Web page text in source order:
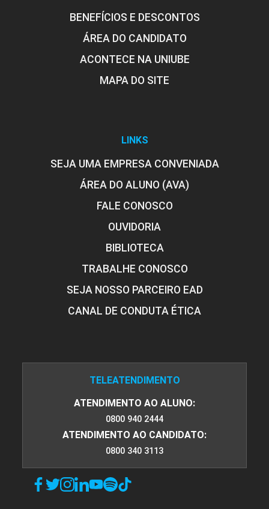
BENEFÍCIOS E DESCONTOS
ÁREA DO CANDIDATO
ACONTECE NA UNIUBE
MAPA DO SITE
LINKS
SEJA UMA EMPRESA CONVENIADA
ÁREA DO ALUNO (AVA)
FALE CONOSCO
OUVIDORIA
BIBLIOTECA
TRABALHE CONOSCO
SEJA NOSSO PARCEIRO EAD
CANAL DE CONDUTA ÉTICA
TELEATENDIMENTO
ATENDIMENTO AO ALUNO:
0800 940 2444
ATENDIMENTO AO CANDIDATO:
0800 340 3113